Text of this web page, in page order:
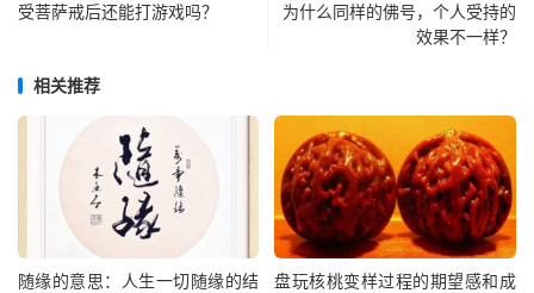
受菩萨戒后还能打游戏吗？
为什么同样的佛号，个人受持的
效果不一样？
相关推荐
随缘的意思：人生一切随缘的结
盘玩核桃变样过程的期望感和成